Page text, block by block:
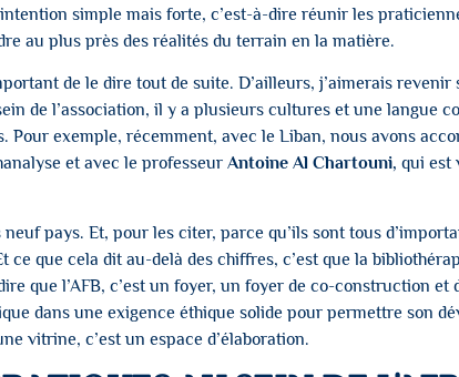
simple mais forte, c’est-à-dire réunir les
au plus près des réalités du terrain en la matière.
de le dire tout de suite. D’ailleurs, j’aimerais revenir
de l’association, il y a plusieurs cultures et une langue
exemple, récemment, avec le Liban, nous avons
et avec le professeur Antoine Al Chartouni, qui est
pays. Et, pour les citer, parce qu’ils sont tous
que cela dit au-delà des chiffres, c’est que la
que l’AFB, c’est un foyer, un foyer de co-construction
dans une exigence éthique solide pour permettre son
vitrine, c’est un espace d’élaboration.